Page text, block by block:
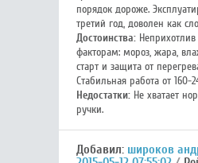
порядок дороже.
третий год, доволен как
Достоинства:
факторам: мороз, жара,
старт и защита от
Стабильная работа от 160-
Недостатки:Не хватает
ручки.
Добавил: широков